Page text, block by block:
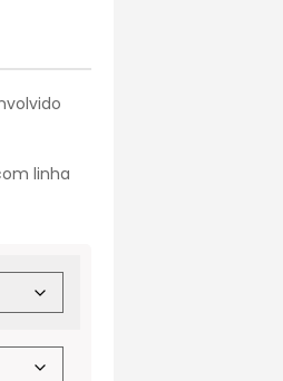
linha